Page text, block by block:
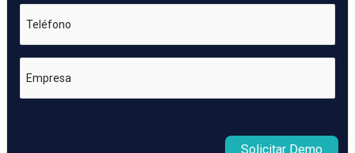
Teléfono
Empresa
Solicitar Demo